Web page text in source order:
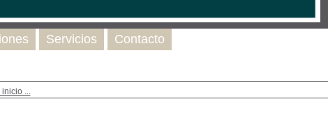
...
Servicios Contacto